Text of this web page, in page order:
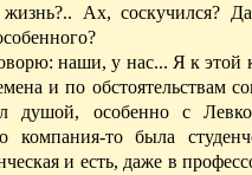
Ах, соскучился?
наши, у нас... Я к
и по обстоятельствам
душой, особенно с
то была
и есть, да­же в